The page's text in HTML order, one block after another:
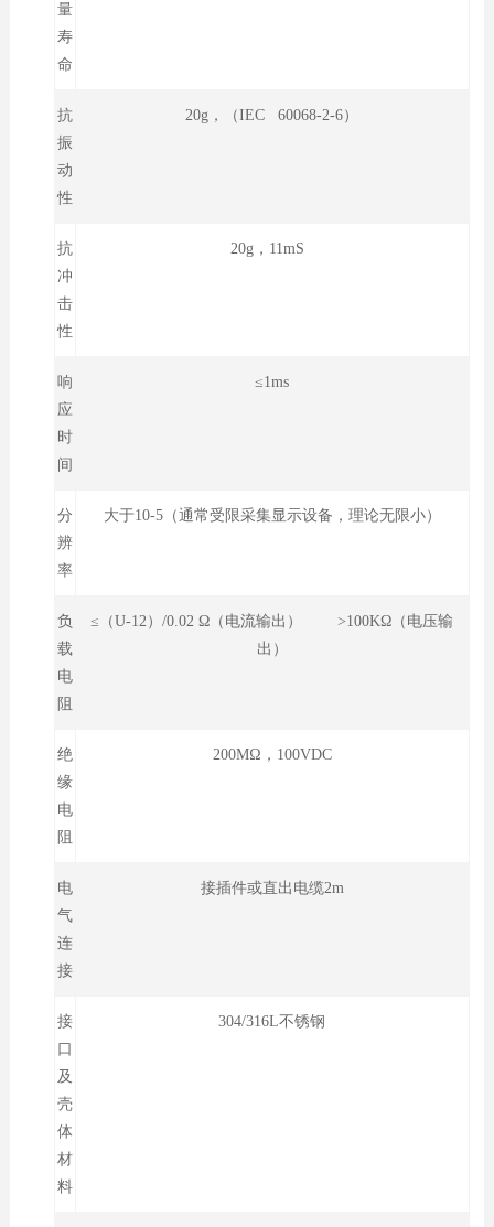
量
寿
命
抗
振
动
性
20g，（IEC 60068-2-6）
抗
冲
击
性
20g，11mS
响
应
时
间
≤1ms
分
辨
率
大于10-5（通常受限采集显示设备，理论无限小）
负
载
电
阻
≤（U-12）/0.02 Ω（电流输出） >100KΩ（电压输
出）
绝
缘
电
阻
200MΩ，100VDC
电
气
连
接
接插件或直出电缆2m
接
口
及
壳
体
材
料
304/316L不锈钢